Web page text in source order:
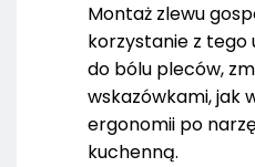
Montaż zlewu
korzystanie z tego
do bólu pleców,
wskazówkami, jak
ergonomii po
kuchenną.